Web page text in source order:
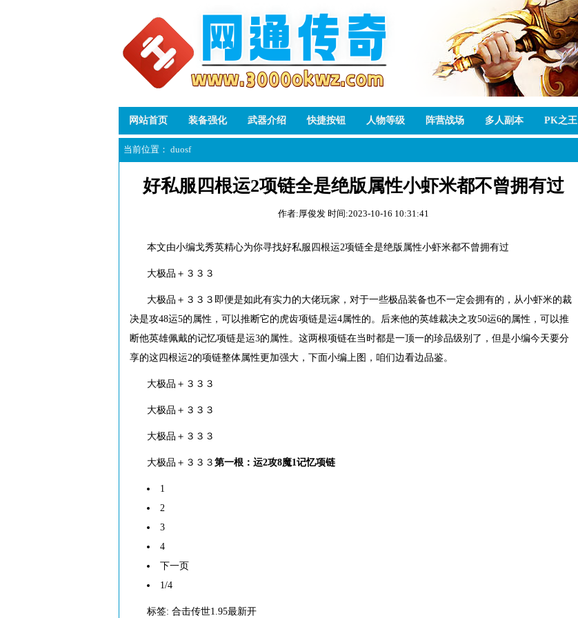
网站首页 装备强化 武器介绍 快捷按钮 人物等级 阵营战场 多人副本 PK之王
当前位置： duosf
好私服四根运2项链全是绝版属性小虾米都不曾拥有过
作者:厚俊发 时间:2023-10-16 10:31:41
本文由小编戈秀英精心为你寻找好私服四根运2项链全是绝版属性小虾米都不曾拥有过
大极品＋３３３
大极品＋３３３即便是如此有实力的大佬玩家，对于一些极品装备也不一定会拥有的，从小虾米的裁
决是攻48运5的属性，可以推断它的虎齿项链是运4属性的。后来他的英雄裁决之攻50运6的属性，可以推
断他英雄佩戴的记忆项链是运3的属性。这两根项链在当时都是一顶一的珍品级别了，但是小编今天要分
享的这四根运2的项链整体属性更加强大，下面小编上图，咱们边看边品鉴。
大极品＋３３３
大极品＋３３３
大极品＋３３３
大极品＋３３３ 第一根：运2攻8魔1记忆项链
1
2
3
4
下一页
1/4
标签: 合击传世1.95最新开